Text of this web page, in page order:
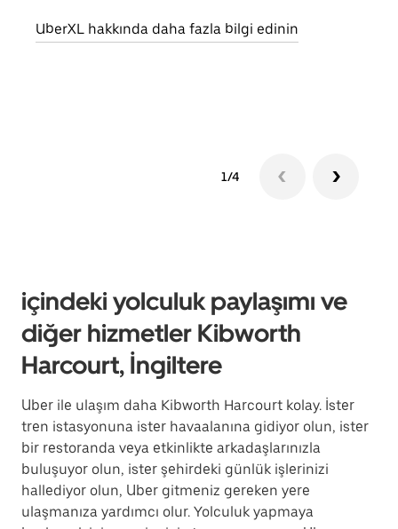
UberXL hakkında daha fazla bilgi edinin
1/4
içindeki yolculuk paylaşımı ve
diğer hizmetler Kibworth
Harcourt, İngiltere
Uber ile ulaşım daha Kibworth Harcourt kolay. İster
tren istasyonuna ister havaalanına gidiyor olun, ister
bir restoranda veya etkinlikte arkadaşlarınızla
buluşuyor olun, ister şehirdeki günlük işlerinizi
hallediyor olun, Uber gitmeniz gereken yere
ulaşmanıza yardımcı olur. Yolculuk yapmaya